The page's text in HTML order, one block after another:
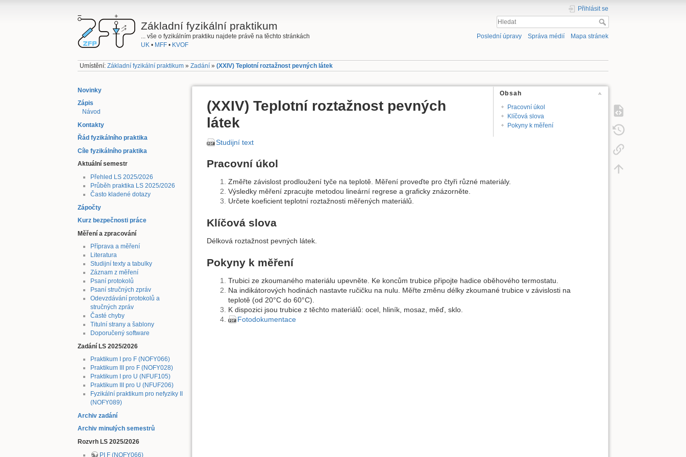
Základní fyzikální praktikum
... vše o fyzikálním praktiku najdete právě na těchto stránkách
UK• MFF• KVOF
Přihlásit se
Poslední úpravy Správa médií Mapa stránek
Umístění:Základní fyzikální praktikum »Zadání »(XXIV) Teplotní roztažnost pevných látek
Novinky
Zápis
Návod
Kontakty
Řád fyzikálního praktika
Cíle fyzikálního praktika
Aktuální semestr
Přehled LS 2025/2026
Průběh praktika LS 2025/2026
Často kladené dotazy
Zápočty
Kurz bezpečnosti práce
Měření a zpracování
Příprava a měření
Literatura
Studijní texty a tabulky
Záznam z měření
Psaní protokolů
Psaní stručných zpráv
Odevzdávání protokolů a
stručných zpráv
Časté chyby
Titulní strany a šablony
Doporučený software
Zadání LS 2025/2026
Praktikum I pro F (NOFY066)
Praktikum III pro F (NOFY028)
Praktikum I pro U (NFUF105)
Praktikum III pro U (NFUF206)
Fyzikální praktikum pro nefyziky II
(NOFY089)
Archiv zadání
Archiv minulých semestrů
Rozvrh LS 2025/2026
PI F (NOFY066)
Obsah
Pracovní úkol
Klíčová slova
Pokyny k měření
(XXIV) Teplotní roztažnost pevných
látek
Studijní text
Pracovní úkol
Změřte závislost prodloužení tyče na teplotě. Měření proveďte pro čtyři různé materiály.
Výsledky měření zpracujte metodou lineární regrese a graficky znázorněte.
Určete koeficient teplotní roztažnosti měřených materiálů.
Klíčová slova
Délková roztažnost pevných látek.
Pokyny k měření
Trubici ze zkoumaného materiálu upevněte. Ke koncům trubice připojte hadice oběhového termostatu.
Na indikátorových hodinách nastavte ručičku na nulu. Měřte změnu délky zkoumané trubice v závislosti na
teplotě (od 20°C do 60°C).
K dispozici jsou trubice z těchto materiálů: ocel, hliník, mosaz, měď, sklo.
Fotodokumentace